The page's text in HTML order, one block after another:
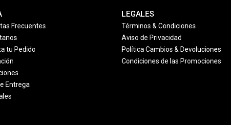
Frecuentes
tu Pedido
Entrega
LEGALES
Términos & Condiciones
Aviso de Privacidad
Política Cambios & Devoluciones
Condiciones de las Promociones